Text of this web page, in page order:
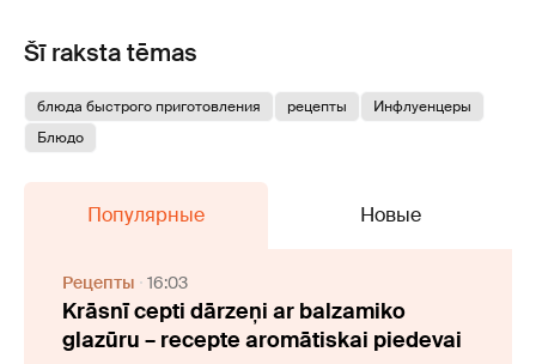
Šī raksta tēmas
блюда быстрого приготовления рецепты
Инфлуенцеры
Блюдо
Популярные Новые
Рецепты 16:03
Krāsnī cepti dārzeņi ar balzamiko
glazūru – recepte aromātiskai piedevai